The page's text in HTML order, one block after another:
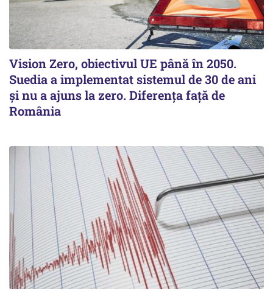
Vision Zero, obiectivul UE până în 2050.
Suedia a implementat sistemul de 30 de ani
şi nu a ajuns la zero. Diferenţa faţă de
România